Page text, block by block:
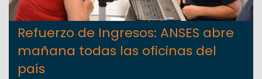
Refuerzo de Ingresos: ANSES abre
mañana todas las oficinas del
país